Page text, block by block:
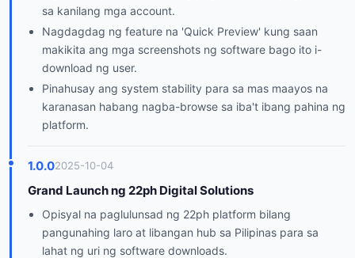
sa kanilang mga account.
Nagdagdag ng feature na 'Quick Preview' kung saan
makikita ang mga screenshots ng software bago ito i-
download ng user.
Pinahusay ang system stability para sa mas maayos na
karanasan habang nagba-browse sa iba't ibang pahina ng
platform.
1.0.02025-10-04
Grand Launch ng 22ph Digital Solutions
Opisyal na paglulunsad ng 22ph platform bilang
pangunahing laro at libangan hub sa Pilipinas para sa
lahat ng uri ng software downloads.